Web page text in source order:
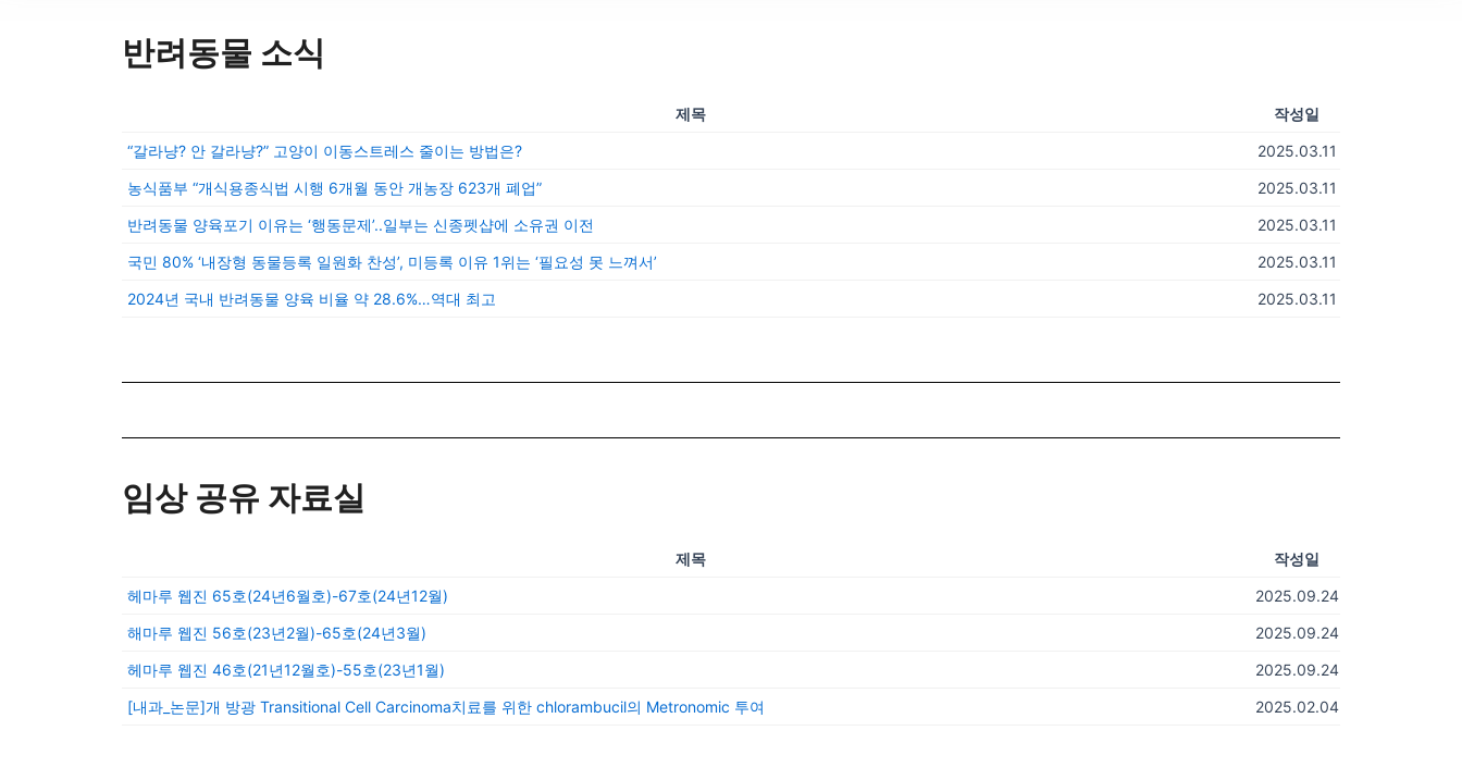
반려동물 소식
제목
작성일
“갈라냥? 안 갈라냥?” 고양이 이동스트레스 줄이는 방법은?
2025.03.11
농식품부 “개식용종식법 시행 6개월 동안 개농장 623개 폐업”
2025.03.11
반려동물 양육포기 이유는 ‘행동문제’..일부는 신종펫샵에 소유권 이전
2025.03.11
국민 80% ‘내장형 동물등록 일원화 찬성’, 미등록 이유 1위는 ‘필요성 못 느껴서’
2025.03.11
2024년 국내 반려동물 양육 비율 약 28.6%…역대 최고
2025.03.11
임상 공유 자료실
제목
작성일
헤마루 웹진 65호(24년6월호)-67호(24년12월)
2025.09.24
해마루 웹진 56호(23년2월)-65호(24년3월)
2025.09.24
헤마루 웹진 46호(21년12월호)-55호(23년1월)
2025.09.24
[내과_논문]개 방광 Transitional Cell Carcinoma치료를 위한 chlorambucil의 Metronomic 투여
2025.02.04